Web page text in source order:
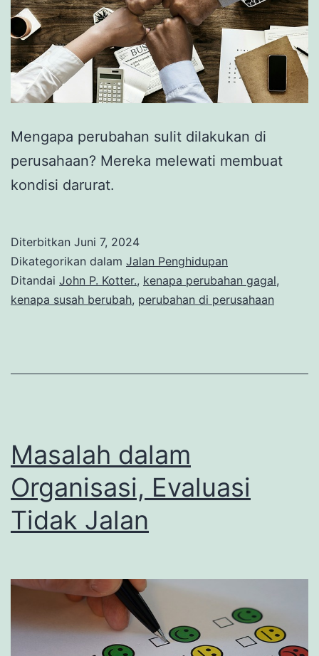
Mengapa perubahan sulit dilakukan di
perusahaan? Mereka melewati membuat
kondisi darurat.
Diterbitkan Juni 7, 2024
Dikategorikan dalam Jalan Penghidupan
Ditandai John P. Kotter., kenapa perubahan gagal,
kenapa susah berubah, perubahan di perusahaan
Masalah dalam
Organisasi, Evaluasi
Tidak Jalan